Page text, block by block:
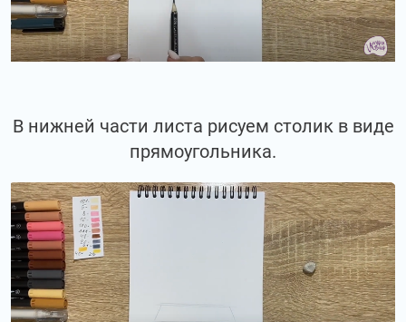
В нижней части листа рисуем столик в виде
прямоугольника.